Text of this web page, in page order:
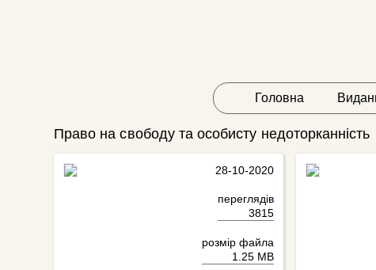
Головна
Право на свободу та особисту недоторканність
28-10-2020
переглядів
3815
розмір файла
1.25 MB